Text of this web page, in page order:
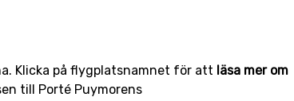
Klicka på flygplatsnamnet för att läsa mer om
till Porté Puymorens